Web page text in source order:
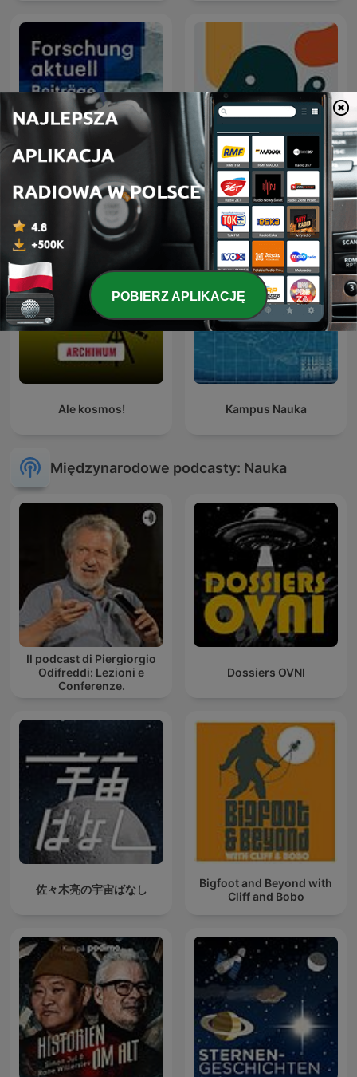
Forschung aktuell Entiende Tu Mente
Ale kosmos! Kampus Nauka
Międzynarodowe podcasty: Nauka
Il podcast di Piergiorgio
Odifreddi: Lezioni e
Conferenze.
Dossiers OVNI
佐々木亮の宇宙ばなし
Bigfoot and Beyond with
Cliff and Bobo
POBIERZ APLIKACJĘ